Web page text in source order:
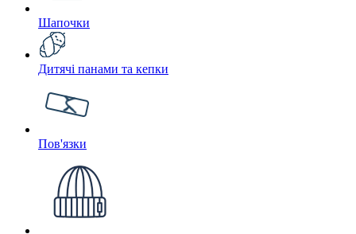
Шапочки
Дитячі панами та кепки
Пов'язки